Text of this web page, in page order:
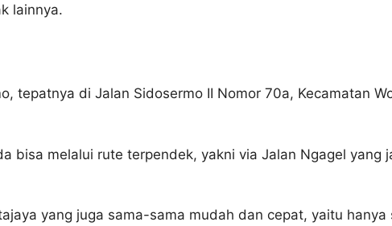
lainnya.
tepatnya di Jalan Sidosermo II Nomor 70a, Kecamatan
bisa melalui rute terpendek, yakni via Jalan Ngagel yang
yang juga sama-sama mudah dan cepat, yaitu